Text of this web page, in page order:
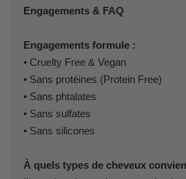
Engagements & FAQ
Engagements formule :
• Cruelty Free & Vegan
• Sans protéines (Protein Free)
• Sans phtalates
• Sans sulfates
• Sans silicones
À quels types de cheveux